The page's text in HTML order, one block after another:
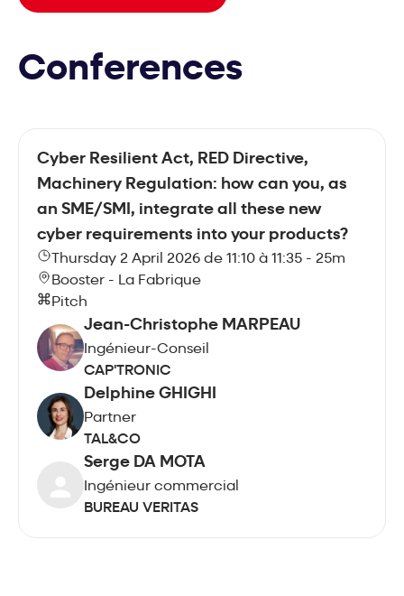
Conferences
Cyber Resilient Act, RED Directive,
Machinery Regulation: how can you, as
an SME/SMI, integrate all these new
cyber requirements into your products?
Thursday 2 April 2026 de 11:10 à 11:35 - 25m
Booster - La Fabrique
Pitch
Jean-Christophe MARPEAU
Ingénieur-Conseil
CAP'TRONIC
Delphine GHIGHI
Partner
TAL&CO
Serge DA MOTA
Ingénieur commercial
BUREAU VERITAS